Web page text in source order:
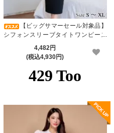
【ビッグサマーセール対象品】
シフォンスリーブタイトワンピース
(キャバドレス・CABARETDRESS)
4,482円
(税込4,930円)